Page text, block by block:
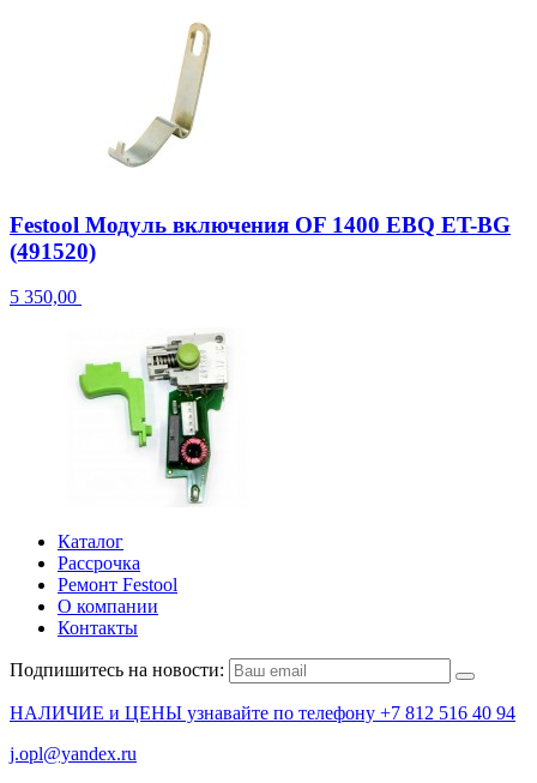
Festool Модуль включения OF 1400 EBQ ET-BG
(491520)
5 350,00
Каталог
Рассрочка
Ремонт Festool
О компании
Контакты
Подпишитесь на новости:
НАЛИЧИЕ и ЦЕНЫ узнавайте по телефону +7 812 516 40 94
j.opl@yandex.ru